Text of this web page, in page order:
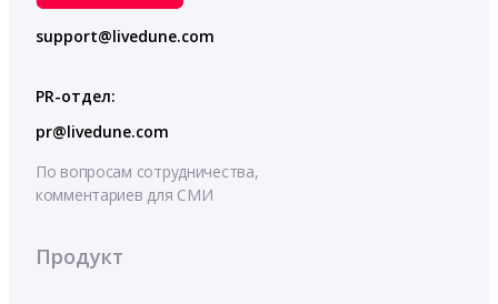
support@livedune.com
PR-отдел:
pr@livedune.com
По вопросам сотрудничества,
комментариев для СМИ
Продукт